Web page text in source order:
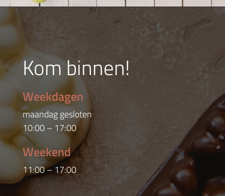
Kom binnen!
Weekdagen
maandag gesloten
10:00 – 17:00
Weekend
11:00 – 17:00